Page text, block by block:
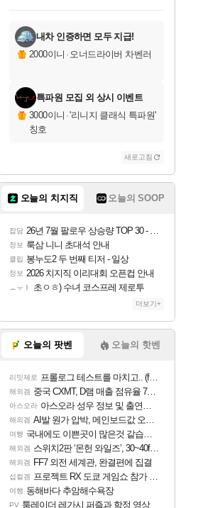
당첨되셨습니다.
당첨되셨습니다.
당첨되셨습니다.
당첨되셨습니다.
에디션 (스팀코드)를 교환.
당첨되셨습니다.
당첨되셨습니다.
당첨되셨습니다.
당첨되셨습니다.
내차 인증하면 모두 지급!
2000이니 · 오너드라이버 차벤러
특파원 모집 외 상시 이벤트
3000이니 ·'리니지 클래식 특파원'
칭호
새로고침
오늘의 치지직 오늘의 SOOP
잡담 26년 7월 팔로우 상승량 TOP 30 - 월간 치지직
정보 룩삼 니니 초대석 안내
클립 봉누도2 두 번째 티저 - 일상
정보 2026 치지직 이리대회 오픈컵 안내
ㅗㅜㅑ 초ㅇㅎ) 수녀 코스프레 제로투
더보기+
오늘의 팟벤 오늘의 핫벤
리밋제로 프롤로그 테스트를 마치고.. (feat. 리아)
해외겜 중국 CXMT, D램 매출 점유율 7%…글로벌 4위로 부상
아스오라 아스오라 성우 정보 및 출연작 모음
해외겜 AI발 원가 압박, 메인보드값 오르나
여행 국내에도 이쁜곳이 많은것 같습니다
해외겜 스위치2판 ‘몬헌 와일즈’, 30~40fps 목표 추정
해외겜 FF7 외전 세계관, 완결편에 집결
섭컬겜 프로젝트 RX 도쿄 게임쇼 참가 결정
여행 동해바다 추암해수욕장
PV 툼레이더 레가시 퍼즐과 함정 영상